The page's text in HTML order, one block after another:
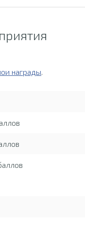
награды.